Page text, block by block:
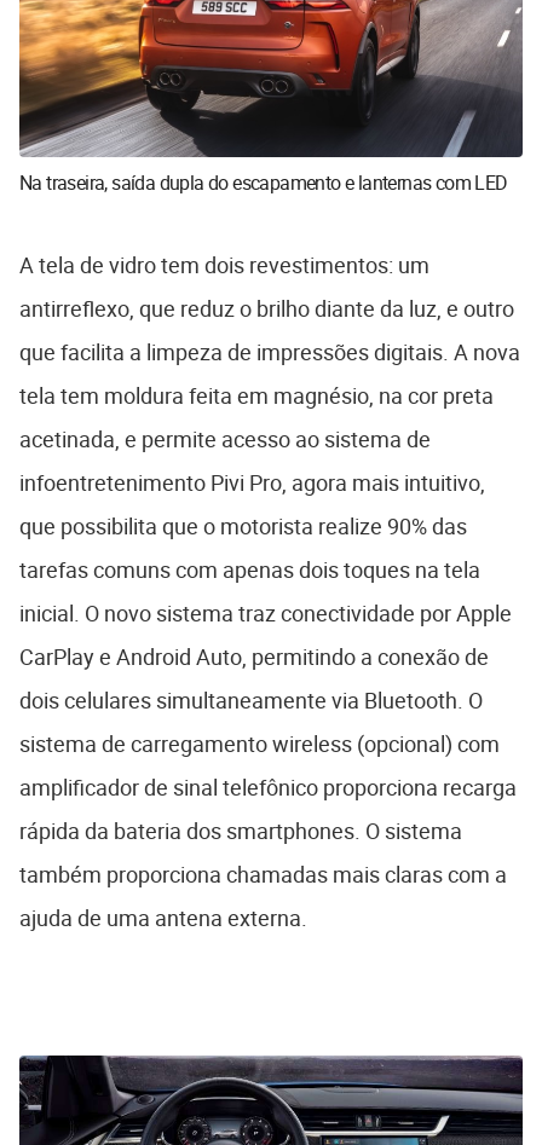
Na traseira, saída dupla do escapamento e lanternas com LED
A tela de vidro tem dois revestimentos: um
antirreflexo, que reduz o brilho diante da luz, e outro
que facilita a limpeza de impressões digitais. A nova
tela tem moldura feita em magnésio, na cor preta
acetinada, e permite acesso ao sistema de
infoentretenimento Pivi Pro, agora mais intuitivo,
que possibilita que o motorista realize 90% das
tarefas comuns com apenas dois toques na tela
inicial. O novo sistema traz conectividade por Apple
CarPlay e Android Auto, permitindo a conexão de
dois celulares simultaneamente via Bluetooth. O
sistema de carregamento wireless (opcional) com
amplificador de sinal telefônico proporciona recarga
rápida da bateria dos smartphones. O sistema
também proporciona chamadas mais claras com a
ajuda de uma antena externa.